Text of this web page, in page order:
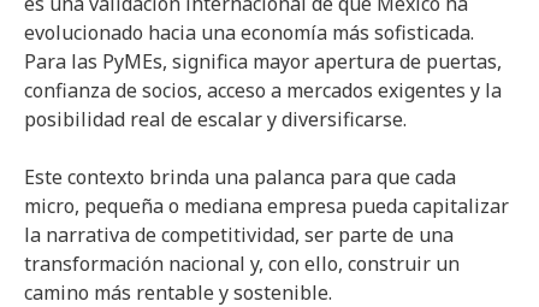
evolucionado hacia una economía más sofisticada.
Para las PyMEs, significa mayor apertura de puertas,
confianza de socios, acceso a mercados exigentes y la
posibilidad real de escalar y diversificarse.
Este contexto brinda una palanca para que cada
micro, pequeña o mediana empresa pueda capitalizar
la narrativa de competitividad, ser parte de una
transformación nacional y, con ello, construir un
camino más rentable y sostenible.